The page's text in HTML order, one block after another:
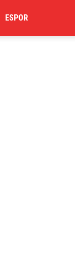
ESPOR